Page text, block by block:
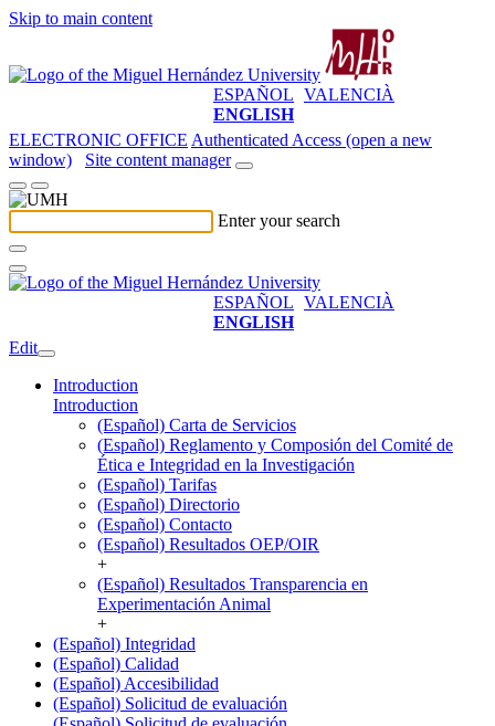
Skip to main content
ESPAÑOL VALENCIÀ
ENGLISH
ELECTRONIC OFFICE Authenticated Access (open a new
window)
Site content manager
Enter your search
ESPAÑOL VALENCIÀ
ENGLISH
Edit
Introduction
Introduction
(Español) Carta de Servicios
(Español) Reglamento y Composión del Comité de
Ética e Integridad en la Investigación
(Español) Tarifas
(Español) Directorio
(Español) Contacto
(Español) Resultados OEP/OIR
+
(Español) Resultados Transparencia en
Experimentación Animal
+
(Español) Integridad
(Español) Calidad
(Español) Accesibilidad
(Español) Solicitud de evaluación